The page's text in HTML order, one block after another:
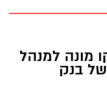
מונה למנהל
בנק